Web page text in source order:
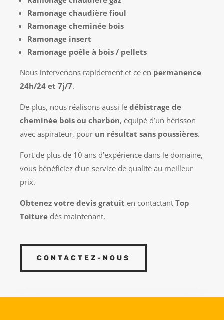
Ramonage chaudière fioul
Ramonage cheminée bois
Ramonage insert
Ramonage poêle à bois / pellets
Nous intervenons rapidement et ce en permanence
24h/24 et 7j/7.
De plus, nous réalisons aussi le débistrage de
cheminée bois ou charbon, équipé d’un hérisson
avec aspirateur, pour un résultat sans poussières.
Fort de plus de 10 ans d’expérience dans le domaine,
vous bénéficiez d’un service de qualité au meilleur
prix.
Obtenez votre devis gratuit en contactant Top
Toiture dès maintenant.
CONTACTEZ-NOUS